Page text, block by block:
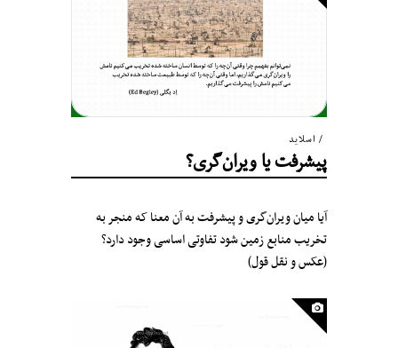
اسلاید
پیشرفت یا ویران‌گری؟
آیا میان ویران‌گری و پیشرفت به آن معنا که منجر به
تخریب منابع‌ زمین شود تفاوتی اساسی وجود دارد؟
(عکس و نقل قول)